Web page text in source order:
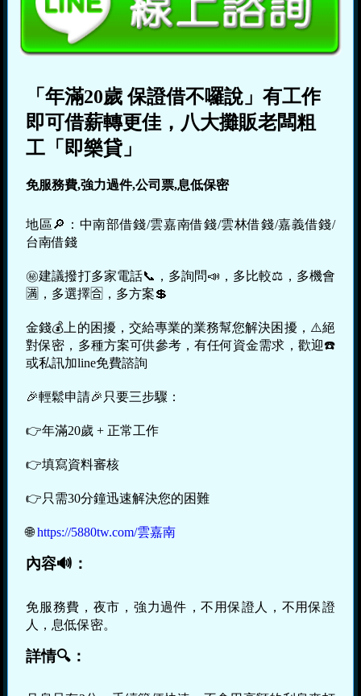
「年滿20歲 保證借不囉說」有工作
即可借薪轉更佳，八大攤販老闆粗
工「即樂貸」
免服務費,強力過件,公司票,息低保密
地區🔎：中南部借錢/雲嘉南借錢/雲林借錢/嘉義借錢/
台南借錢
㊙建議撥打多家電話📞，多詢問📣，多比較⚖，多機會
🈵，多選擇🈴，多方案💲
金錢💰上的困擾，交給專業的業務幫您解決困擾，⚠️絕
對保密，多種方案可供參考，有任何資金需求，歡迎☎️
或私訊加line免費諮詢
🎉輕鬆申請🎉只要三步驟：
👉年滿20歲 + 正常工作
👉填寫資料審核
👉只需30分鐘迅速解決您的困難
🌐https://5880tw.com/雲嘉南
內容🔊：
免服務費，夜市，強力過件，不用保證人，不用保證
人，息低保密。
詳情🔍：